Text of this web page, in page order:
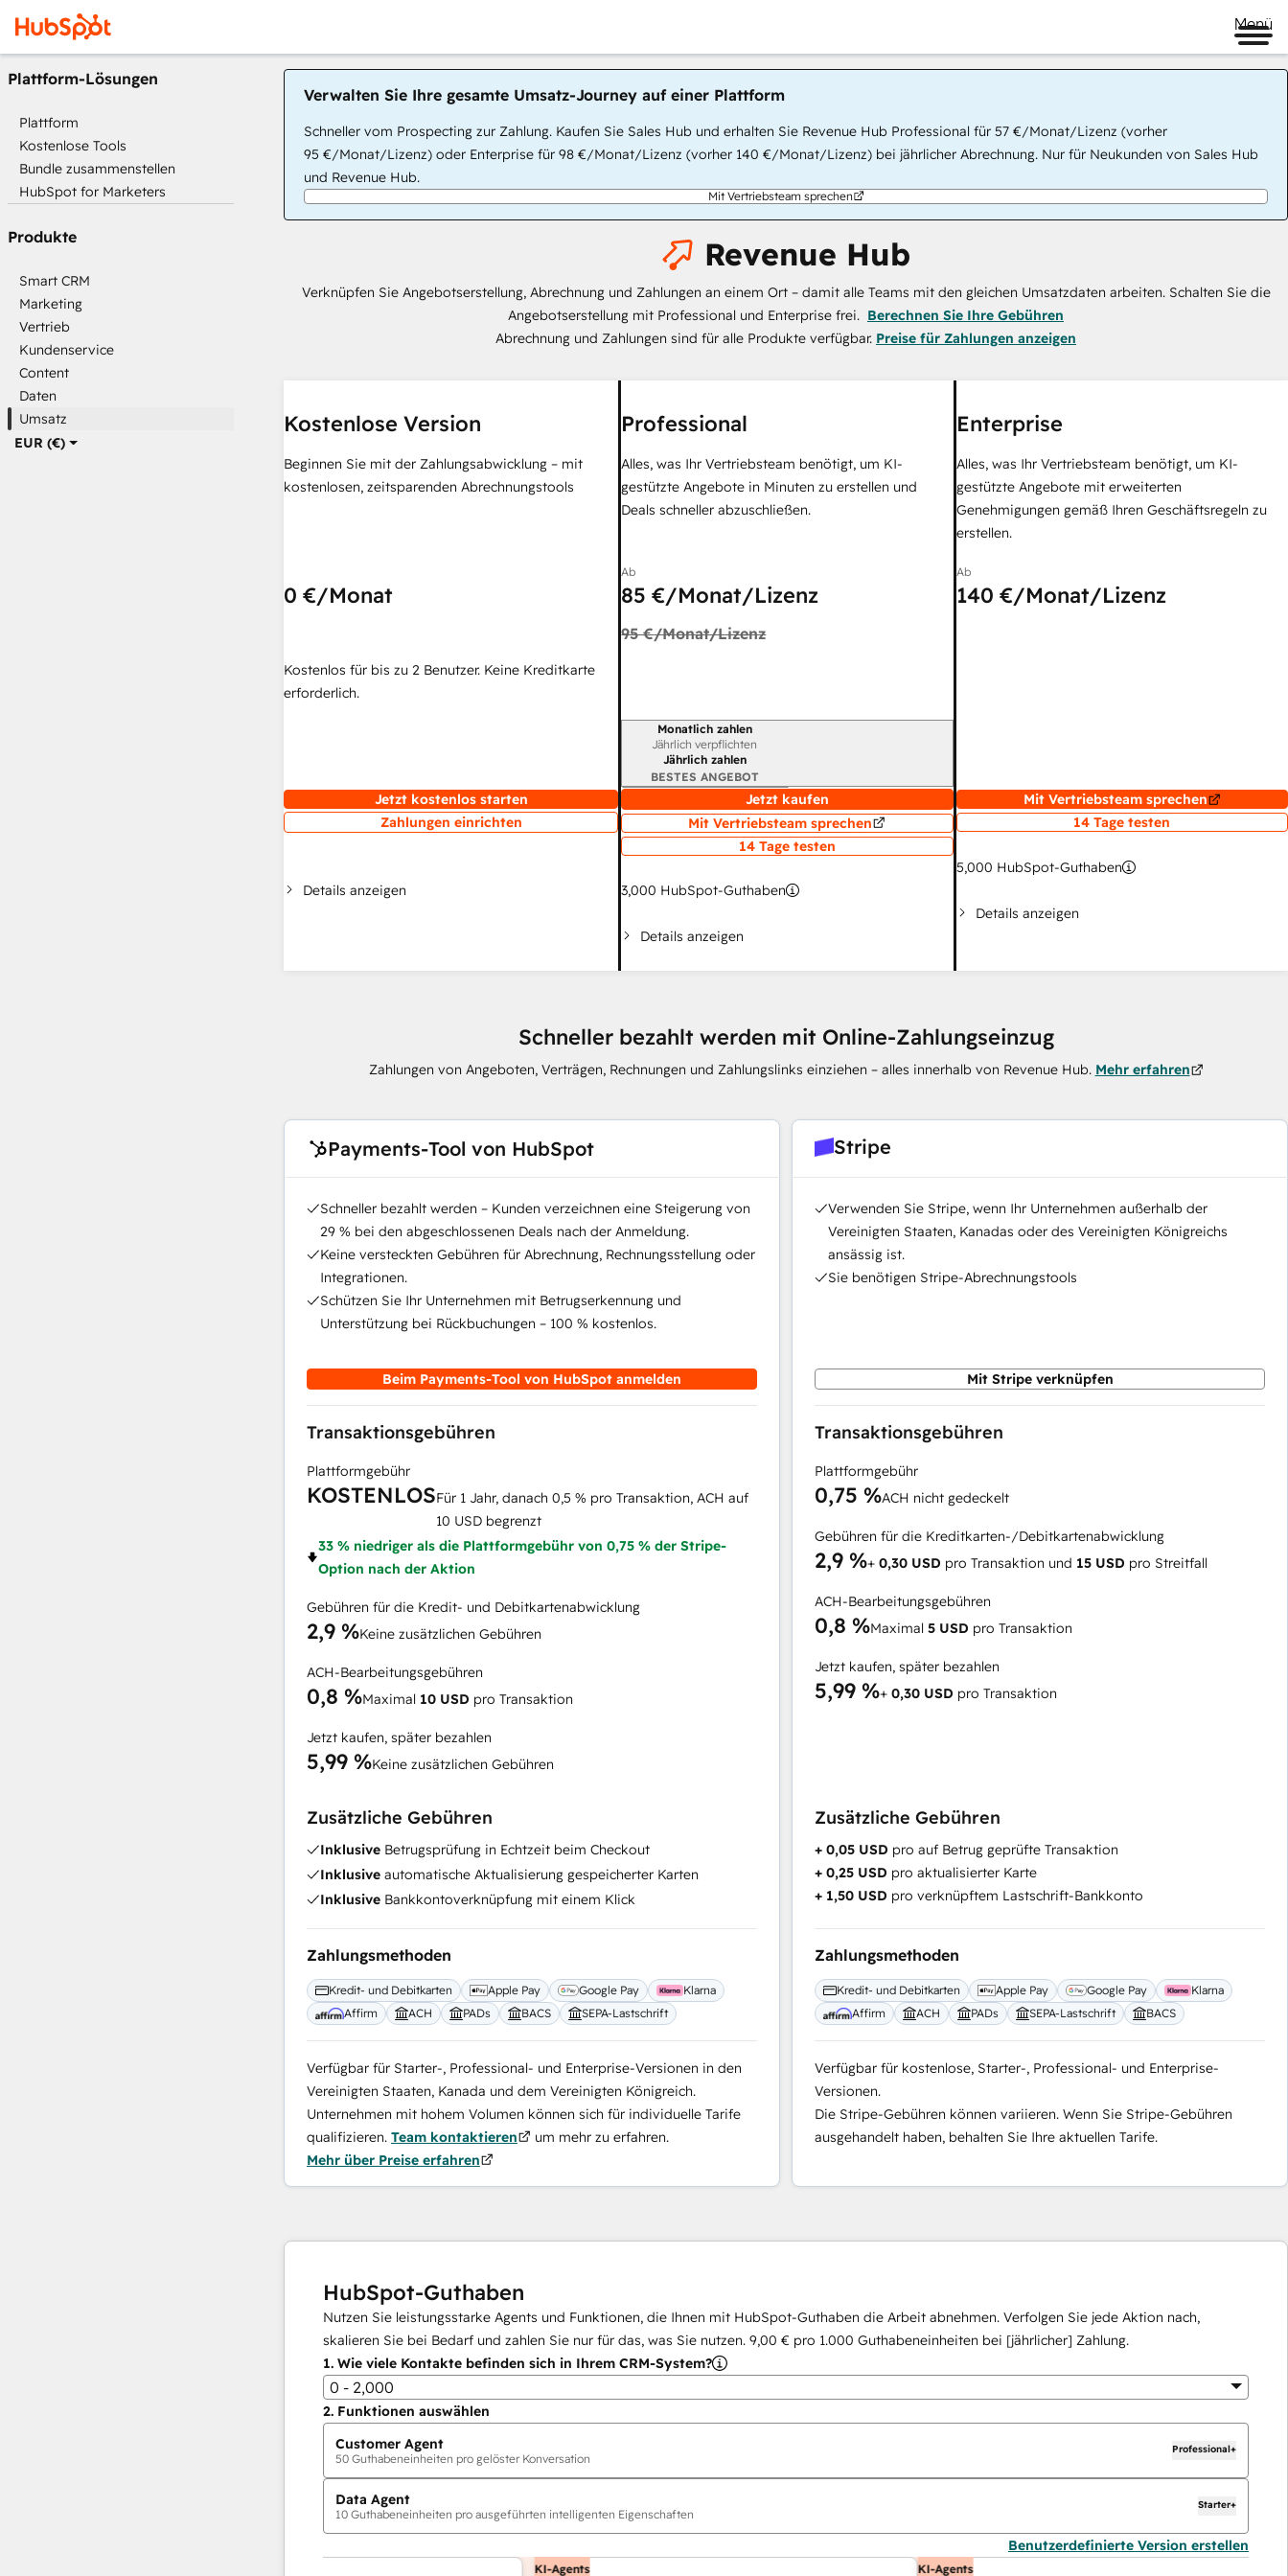
Menü
EUR (€)
Plattform-Lösungen
Plattform
Kostenlose Tools
Bundle zusammenstellen
HubSpot for Marketers
Produkte
Smart CRM
Marketing
Vertrieb
Kundenservice
Content
Daten
Umsatz
Verwalten Sie Ihre gesamte Umsatz-Journey auf einer Plattform
Schneller vom Prospecting zur Zahlung. Kaufen Sie Sales Hub und erhalten Sie Revenue Hub Professional für 57 €/Monat/Lizenz (vorher
95 €/Monat/Lizenz) oder Enterprise für 98 €/Monat/Lizenz (vorher 140 €/Monat/Lizenz) bei jährlicher Abrechnung. Nur für Neukunden von Sales Hub
und Revenue Hub.
Mit Vertriebsteam sprechen
Revenue Hub
Verknüpfen Sie Angebotserstellung, Abrechnung und Zahlungen an einem Ort – damit alle Teams mit den gleichen Umsatzdaten arbeiten. Schalten Sie die
Angebotserstellung mit Professional und Enterprise frei. Berechnen Sie Ihre Gebühren
Abrechnung und Zahlungen sind für alle Produkte verfügbar. Preise für Zahlungen anzeigen
Kostenlose Version
Beginnen Sie mit der Zahlungsabwicklung – mit
kostenlosen, zeitsparenden Abrechnungstools
0 €/Monat
Kostenlos für bis zu 2 Benutzer. Keine Kreditkarte
erforderlich.
Jetzt kostenlos starten
Zahlungen einrichten
Details anzeigen
Professional
Alles, was Ihr Vertriebsteam benötigt, um KI-
gestützte Angebote in Minuten zu erstellen und
Deals schneller abzuschließen.
Ab
85 €/Monat/Lizenz
95 €/Monat/Lizenz
Abrechnungszeitraum
Monatlich zahlen
Jährlich verpflichten
Jährlich zahlen
BESTES ANGEBOT
Jetzt kaufen
Mit Vertriebsteam sprechen
14 Tage testen
3,000 HubSpot-Guthaben
Details anzeigen
Enterprise
Alles, was Ihr Vertriebsteam benötigt, um KI-
gestützte Angebote mit erweiterten
Genehmigungen gemäß Ihren Geschäftsregeln zu
erstellen.
Ab
140 €/Monat/Lizenz
Mit Vertriebsteam sprechen
14 Tage testen
5,000 HubSpot-Guthaben
Details anzeigen
Schneller bezahlt werden mit Online-Zahlungseinzug
Zahlungen von Angeboten, Verträgen, Rechnungen und Zahlungslinks einziehen – alles innerhalb von Revenue Hub. Mehr erfahren
Payments-Tool von HubSpot Stripe
Schneller bezahlt werden – Kunden verzeichnen eine Steigerung von
29 % bei den abgeschlossenen Deals nach der Anmeldung.
Keine versteckten Gebühren für Abrechnung, Rechnungsstellung oder
Integrationen.
Schützen Sie Ihr Unternehmen mit Betrugserkennung und
Unterstützung bei Rückbuchungen – 100 % kostenlos.
Verwenden Sie Stripe, wenn Ihr Unternehmen außerhalb der
Vereinigten Staaten, Kanadas oder des Vereinigten Königreichs
ansässig ist.
Sie benötigen Stripe-Abrechnungstools
Beim Payments-Tool von HubSpot anmelden Mit Stripe verknüpfen
Transaktionsgebühren
Plattformgebühr
KOSTENLOSFür 1 Jahr, danach 0,5 % pro Transaktion, ACH auf
10 USD begrenzt
33 % niedriger als die Plattformgebühr von 0,75 % der Stripe-
Option nach der Aktion
Gebühren für die Kredit- und Debitkartenabwicklung
2,9 %Keine zusätzlichen Gebühren
ACH-Bearbeitungsgebühren
0,8 %Maximal 10 USD pro Transaktion
Jetzt kaufen, später bezahlen
5,99 %Keine zusätzlichen Gebühren
Transaktionsgebühren
Plattformgebühr
0,75 %ACH nicht gedeckelt
Gebühren für die Kreditkarten-/Debitkartenabwicklung
2,9 %+ 0,30 USD pro Transaktion und 15 USD pro Streitfall
ACH-Bearbeitungsgebühren
0,8 %Maximal 5 USD pro Transaktion
Jetzt kaufen, später bezahlen
5,99 %+ 0,30 USD pro Transaktion
Zusätzliche Gebühren
Inklusive Betrugsprüfung in Echtzeit beim Checkout
Inklusive automatische Aktualisierung gespeicherter Karten
Inklusive Bankkontoverknüpfung mit einem Klick
Zusätzliche Gebühren
+ 0,05 USD pro auf Betrug geprüfte Transaktion
+ 0,25 USD pro aktualisierter Karte
+ 1,50 USD pro verknüpftem Lastschrift-Bankkonto
Zahlungsmethoden
Kredit- und Debitkarten Apple Pay Google Pay
Klarna
Affirm
ACH PADs BACS SEPA-Lastschrift
Zahlungsmethoden
Kredit- und Debitkarten Apple Pay Google Pay
Klarna
Affirm
ACH PADs SEPA-Lastschrift BACS
Verfügbar für Starter-, Professional- und Enterprise-Versionen in den
Vereinigten Staaten, Kanada und dem Vereinigten Königreich.
Unternehmen mit hohem Volumen können sich für individuelle Tarife
qualifizieren. Team kontaktieren
um mehr zu erfahren.
Mehr über Preise erfahren
Verfügbar für kostenlose, Starter-, Professional- und Enterprise-
Versionen.
Die Stripe-Gebühren können variieren. Wenn Sie Stripe-Gebühren
ausgehandelt haben, behalten Sie Ihre aktuellen Tarife.
HubSpot-Guthaben
Nutzen Sie leistungsstarke Agents und Funktionen, die Ihnen mit HubSpot-Guthaben die Arbeit abnehmen. Verfolgen Sie jede Aktion nach,
skalieren Sie bei Bedarf und zahlen Sie nur für das, was Sie nutzen. 9,00 € pro 1.000 Guthabeneinheiten bei [jährlicher] Zahlung.
1. Wie viele Kontakte befinden sich in Ihrem CRM-System?
0 - 2,000
2. Funktionen auswählen
Customer Agent
50 Guthabeneinheiten pro gelöster Konversation
Professional+
Data Agent
10 Guthabeneinheiten pro ausgeführten intelligenten Eigenschaften
Starter+
Benutzerdefinierte Version erstellen
KI-Agents KI-Agents